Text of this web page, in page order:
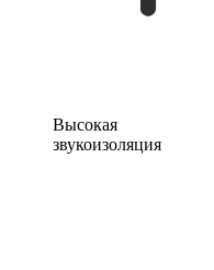
Высокая
звукоизоляция